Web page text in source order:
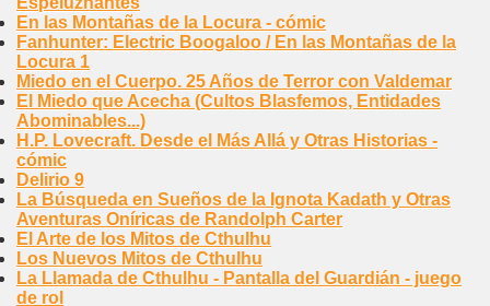
En las Montañas de la Locura - cómic
Fanhunter: Electric Boogaloo / En las Montañas de la
Locura 1
Miedo en el Cuerpo. 25 Años de Terror con Valdemar
El Miedo que Acecha (Cultos Blasfemos, Entidades
Abominables...)
H.P. Lovecraft. Desde el Más Allá y Otras Historias -
cómic
Delirio 9
La Búsqueda en Sueños de la Ignota Kadath y Otras
Aventuras Oníricas de Randolph Carter
El Arte de los Mitos de Cthulhu
Los Nuevos Mitos de Cthulhu
La Llamada de Cthulhu - Pantalla del Guardián - juego
de rol